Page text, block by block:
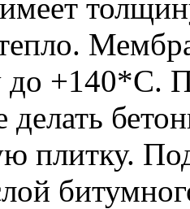
до +140*С.
делать
плитку.